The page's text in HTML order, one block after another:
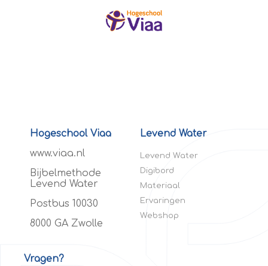
Hogeschool Viaa
www.viaa.nl
Bijbelmethode
Levend Water
Postbus 10030
8000 GA Zwolle
Levend Water
Levend Water
Digibord
Materiaal
Ervaringen
Webshop
Vragen?